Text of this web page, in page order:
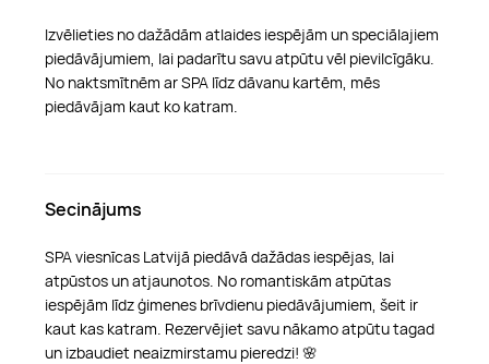
Izvēlieties no dažādām atlaides iespējām un speciālajiem
piedāvājumiem, lai padarītu savu atpūtu vēl pievilcīgāku.
No naktsmītnēm ar SPA līdz dāvanu kartēm, mēs
piedāvājam kaut ko katram.
Secinājums
SPA viesnīcas Latvijā piedāvā dažādas iespējas, lai
atpūstos un atjaunotos. No romantiskām atpūtas
iespējām līdz ģimenes brīvdienu piedāvājumiem, šeit ir
kaut kas katram. Rezervējiet savu nākamo atpūtu tagad
un izbaudiet neaizmirstamu pieredzi! 🌸